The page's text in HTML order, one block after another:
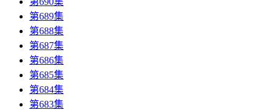
第689集
第688集
第687集
第686集
第685集
第684集
第683集